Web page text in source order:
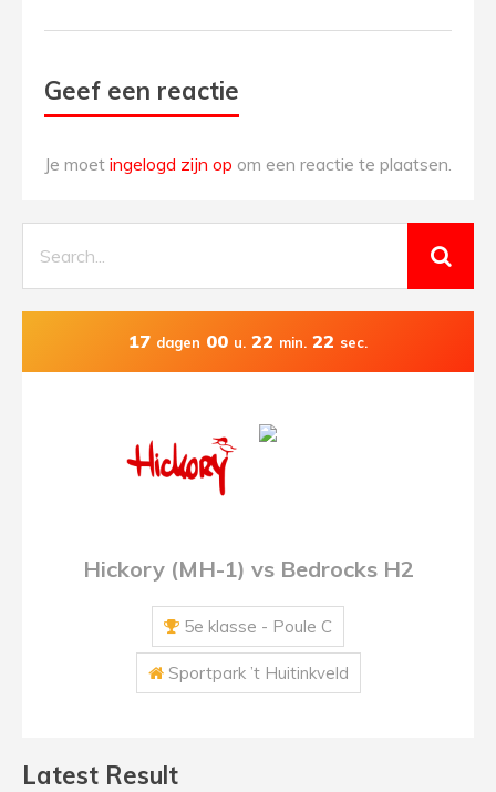
Geef een reactie
Je moet ingelogd zijn op om een reactie te plaatsen.
17 dagen 00 u. 22 min. 21 sec.
Hickory (MH-1) vs Bedrocks H2
5e klasse - Poule C
Sportpark ’t Huitinkveld
Latest Result